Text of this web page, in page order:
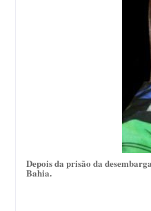
Depois da prisão da
Bahia.